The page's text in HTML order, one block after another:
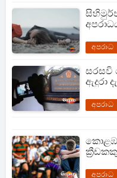
අපරාධ
සරසවි
ඇදුරා
අපරාධ
කොළඹ
අපරාධ